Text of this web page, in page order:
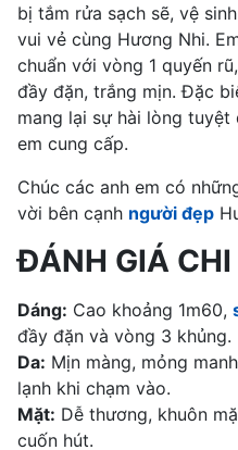
bị tắm rửa sạch sẽ, vệ
vui vẻ cùng Hương Nhi.
chuẩn với vòng 1 quyến
đầy đặn, trắng mịn. Đặc
mang lại sự hài lòng
em cung cấp.
Chúc các anh em có
vời bên cạnh người đẹp
ĐÁNH GIÁ CHI
Dáng: Cao khoảng 1m60,
đầy đặn và vòng 3 khủng.
Da: Mịn màng, mỏng
lạnh khi chạm vào.
Mặt: Dễ thương, khuôn
cuốn hút.